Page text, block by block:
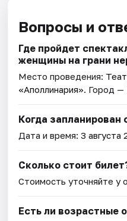
Вопросы и
Где пройдет
женщины на грани
Место проведения:
«Аполлинария». Город —
Когда запланирован
Дата и время:3 августа
Сколько стоит
Стоимость уточняйте у
Есть ли возрастные